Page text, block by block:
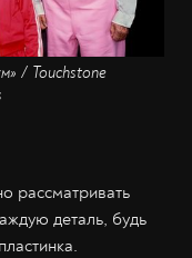
/ Touchstone
рассматривать
деталь, будь